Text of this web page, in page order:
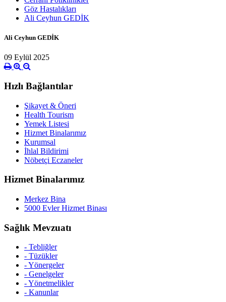
Göz Hastalıkları
Ali Ceyhun GEDİK
Ali Ceyhun GEDİK
09 Eylül 2025
Hızlı Bağlantılar
Şikayet & Öneri
Health Tourism
Yemek Listesi
Hizmet Binalarımız
Kurumsal
İhlal Bildirimi
Nöbetçi Eczaneler
Hizmet Binalarımız
Merkez Bina
5000 Evler Hizmet Binası
Sağlık Mevzuatı
- Tebliğler
- Tüzükler
- Yönergeler
- Genelgeler
- Yönetmelikler
- Kanunlar